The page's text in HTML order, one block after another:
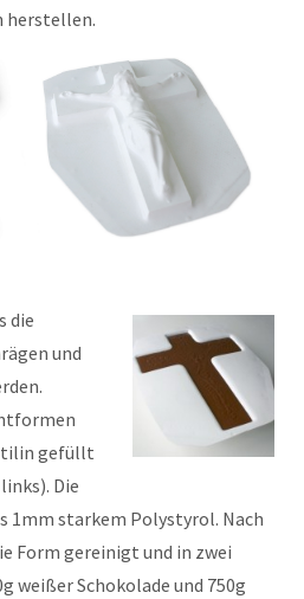
herstellen.
die
und
gefüllt
Die
1mm starkem Polystyrol. Nach
Form gereinigt und in zwei
weißer Schokolade und 750g